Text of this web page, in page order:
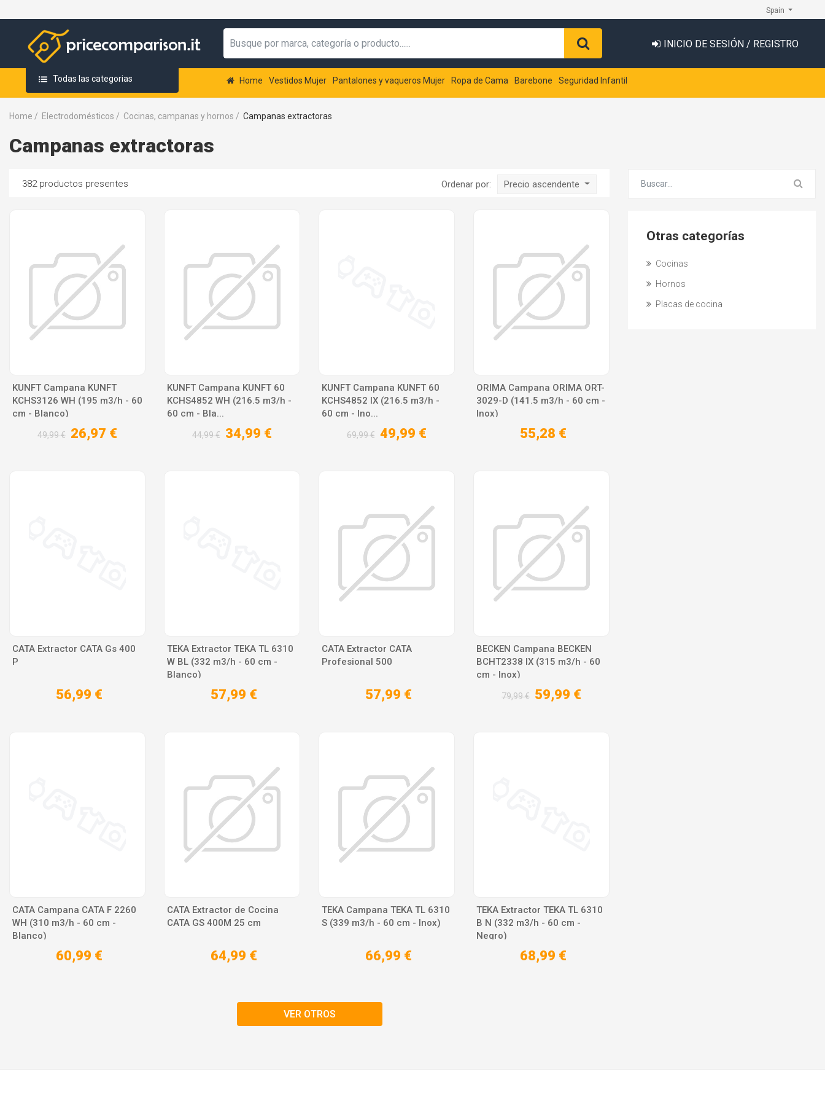
Spain
INICIO DE SESIÓN / REGISTRO
Todas las categorias Home Vestidos Mujer Pantalones y vaqueros Mujer Ropa de Cama Barebone Seguridad Infantil
Home / Electrodomésticos / Cocinas, campanas y hornos / Campanas extractoras
Campanas extractoras
Otras categorías
Cocinas
Hornos
Placas de cocina
382 productos presentes Ordenar por: Precio ascendente
KUNFT Campana KUNFT
KCHS3126 WH (195 m3/h - 60
cm - Blanco)
49,99 € 26,97 €
KUNFT Campana KUNFT 60
KCHS4852 WH (216.5 m3/h -
60 cm - Bla...
44,99 € 34,99 €
KUNFT Campana KUNFT 60
KCHS4852 IX (216.5 m3/h -
60 cm - Ino...
69,99 € 49,99 €
ORIMA Campana ORIMA ORT-
3029-D (141.5 m3/h - 60 cm -
Inox)
55,28 €
CATA Extractor CATA Gs 400
P
56,99 €
TEKA Extractor TEKA TL 6310
W BL (332 m3/h - 60 cm -
Blanco)
57,99 €
CATA Extractor CATA
Profesional 500
57,99 €
BECKEN Campana BECKEN
BCHT2338 IX (315 m3/h - 60
cm - Inox)
79,99 € 59,99 €
CATA Campana CATA F 2260
WH (310 m3/h - 60 cm -
Blanco)
60,99 €
CATA Extractor de Cocina
CATA GS 400M 25 cm
64,99 €
TEKA Campana TEKA TL 6310
S (339 m3/h - 60 cm - Inox)
66,99 €
TEKA Extractor TEKA TL 6310
B N (332 m3/h - 60 cm -
Negro)
68,99 €
VER OTROS